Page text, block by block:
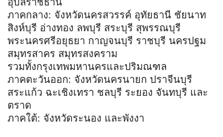
ภาคกลาง: จังหวัดนครสวรรค์ อุทัยธานี ชัยนาท
สิงห์บุรี อ่างทอง ลพบุรี สระบุรี สุพรรณบุรี
พระนครศรีอยุธยา กาญจนบุรี ราชบุรี นครปฐม
สมุทรสาคร สมุทรสงคราม
รวมทั้งกรุงเทพมหานครและปริมณฑล
ภาคตะวันออก: จังหวัดนครนายก ปราจีนบุรี
สระแก้ว ฉะเชิงเทรา ชลบุรี ระยอง จันทบุรี และ
ตราด
ภาคใต้: จังหวัดระนอง และพังงา